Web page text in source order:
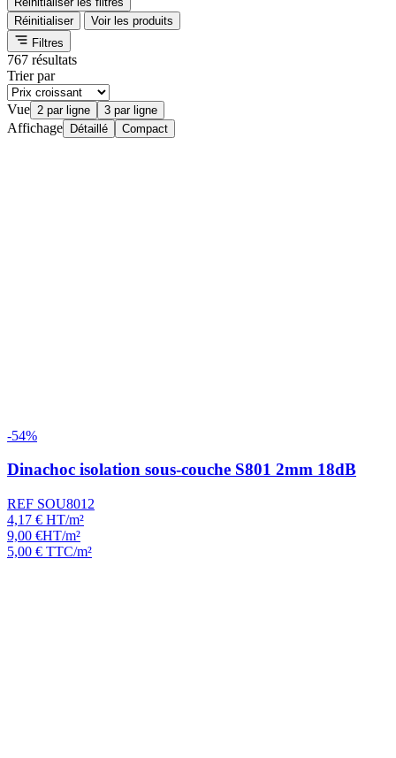
Réinitialiser
Voir les produits
Filtres
767 résultats
Trier par
Vue 2 par ligne 3 par ligne
Affichage Détaillé Compact
-54%
Dinachoc isolation sous-couche S801 2mm 18dB
REF SOU8012
4,17 € HT/m²
9,00 €HT/m²
5,00 € TTC/m²